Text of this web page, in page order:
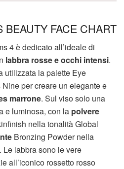
BEAUTY FACE CHART
4 è dedicato all’ideale di
labbra rosse e occhi intensi.
utilizzata la palette Eye
per creare un elegante e
marrone. Sul viso solo una
e luminosa, con la polvere
nella tonalità Global
Bronzing Powder nella
labbra sono le vere
all’iconico rossetto rosso